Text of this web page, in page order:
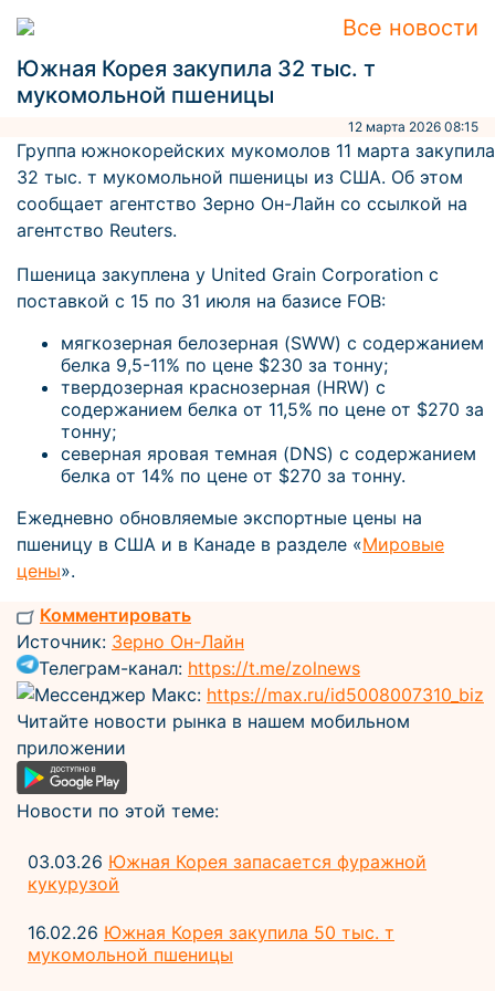
Все новости
Южная Корея закупила 32 тыс. т
мукомольной пшеницы
12 марта 2026 08:15
Группа южнокорейских мукомолов 11 марта закупила
32 тыс. т мукомольной пшеницы из США. Об этом
сообщает агентство Зерно Он-Лайн со ссылкой на
агентство Reuters.
Пшеница закуплена у United Grain Corporation с
поставкой с 15 по 31 июля на базисе FOB:
мягкозерная белозерная (SWW) с содержанием
белка 9,5-11% по цене $230 за тонну;
твердозерная краснозерная (HRW) с
содержанием белка от 11,5% по цене от $270 за
тонну;
северная яровая темная (DNS) с содержанием
белка от 14% по цене от $270 за тонну.
Ежедневно обновляемые экспортные цены на
пшеницу в США и в Канаде в разделе «Мировые
цены».
Комментировать
Источник: Зерно Он-Лайн
Телеграм-канал: https://t.me/zolnews
Мессенджер Макс: https://max.ru/id5008007310_biz
Читайте новости рынка в нашем мобильном
приложении
Новости по этой теме:
03.03.26 Южная Корея запасается фуражной
кукурузой
16.02.26 Южная Корея закупила 50 тыс. т
мукомольной пшеницы